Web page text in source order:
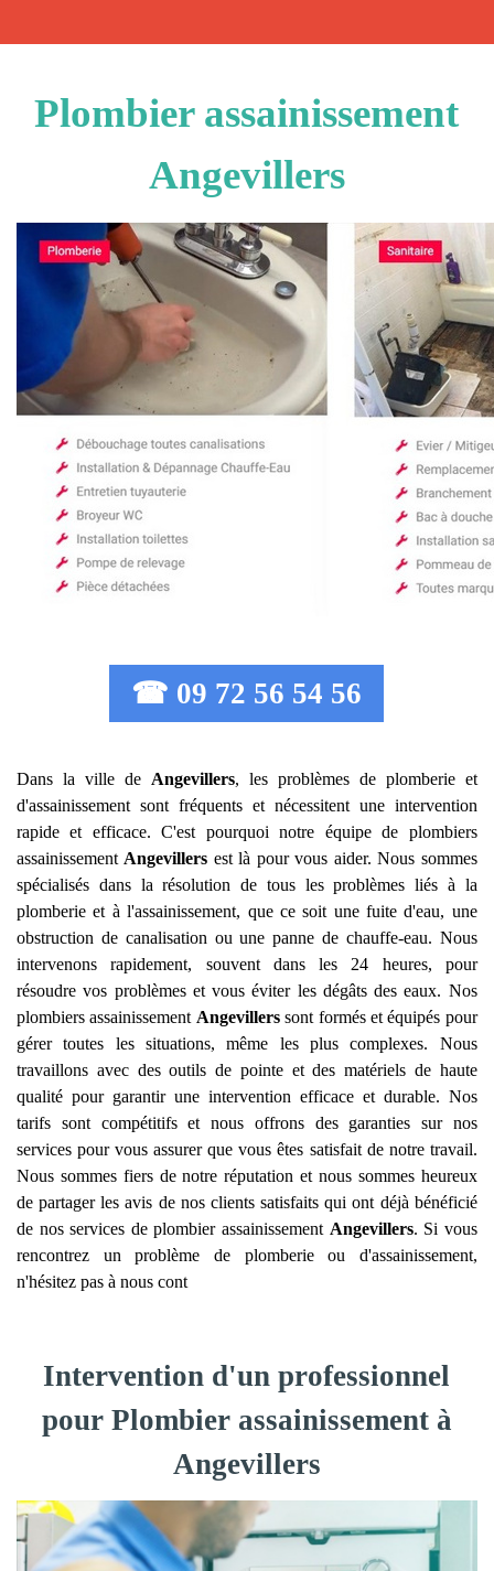
Plombier assainissement
Angevillers
☎ 09 72 56 54 56
Dans la ville de Angevillers, les problèmes de plomberie et
d'assainissement sont fréquents et nécessitent une intervention
rapide et efficace. C'est pourquoi notre équipe de plombiers
assainissement Angevillers est là pour vous aider. Nous sommes
spécialisés dans la résolution de tous les problèmes liés à la
plomberie et à l'assainissement, que ce soit une fuite d'eau, une
obstruction de canalisation ou une panne de chauffe-eau. Nous
intervenons rapidement, souvent dans les 24 heures, pour
résoudre vos problèmes et vous éviter les dégâts des eaux. Nos
plombiers assainissement Angevillerssont formés et équipés pour
gérer toutes les situations, même les plus complexes. Nous
travaillons avec des outils de pointe et des matériels de haute
qualité pour garantir une intervention efficace et durable. Nos
tarifs sont compétitifs et nous offrons des garanties sur nos
services pour vous assurer que vous êtes satisfait de notre travail.
Nous sommes fiers de notre réputation et nous sommes heureux
de partager les avis de nos clients satisfaits qui ont déjà bénéficié
de nos services de plombier assainissement Angevillers. Si vous
rencontrez un problème de plomberie ou d'assainissement,
n'hésitez pas à nous cont
Intervention d'un professionnel
pour Plombier assainissement à
Angevillers